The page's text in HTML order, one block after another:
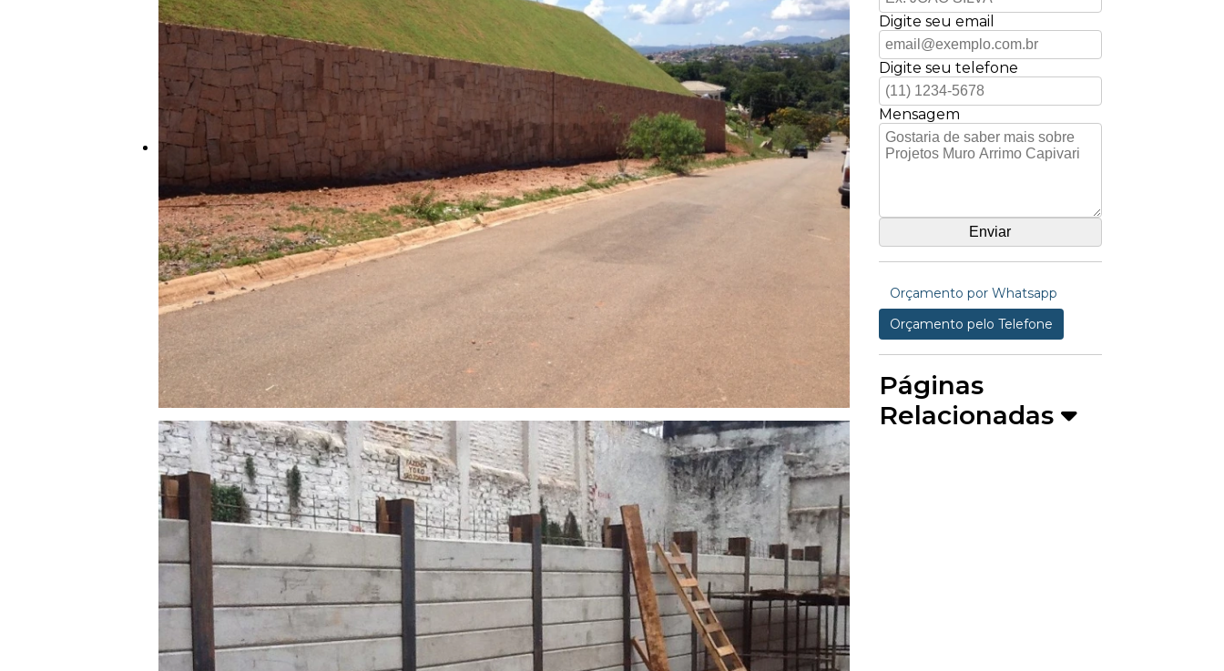
Digite seu email
Digite seu telefone
Mensagem
Orçamento por Whatsapp
Orçamento pelo Telefone
Páginas
Relacionadas